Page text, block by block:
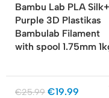
Bambu Lab PLA Silk+
Purple 3D Plastikas
Bambulab Filament
with spool 1.75mm
€25.99 €19.99